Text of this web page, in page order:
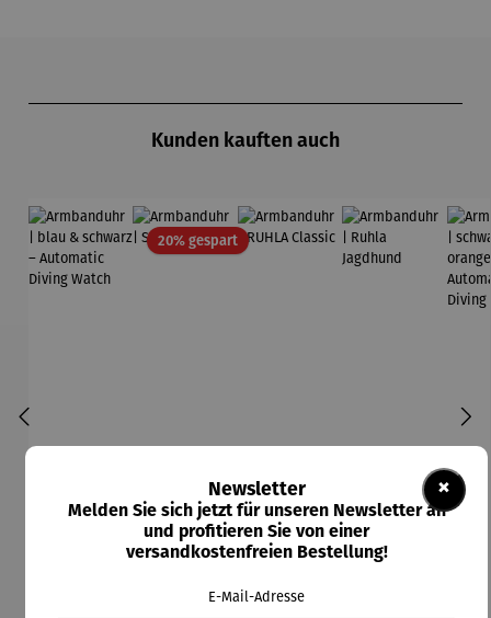
Kunden kauften auch
20% gespartRabatt
×
Newsletter
Melden Sie sich jetzt für unseren Newsletter an
und profitieren Sie von einer
versandkostenfreien Bestellung!
E-Mail-Adresse